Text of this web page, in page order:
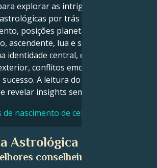
explorar as intrigantes
por trás da data, local e
posições planetárias, casas,
ascendente, lua e signo ascendente
identidade central, ego,
conflitos emocionais e
A leitura do seu próprio
revelar insights semelhantes!
nascimento de celebridades
Astrológica Gratuita
conselheiros: